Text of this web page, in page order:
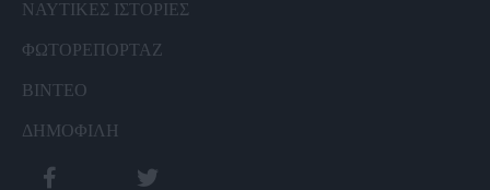
ΝΑΥΤΙΚΕΣ ΙΣΤΟΡΙΕΣ
ΦΩΤΟΡΕΠΟΡΤΑΖ
ΒΙΝΤΕΟ
ΔΗΜΟΦΙΛΗ